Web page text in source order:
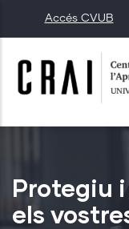
al
contingut
Accés CVUB
Protegiu
els